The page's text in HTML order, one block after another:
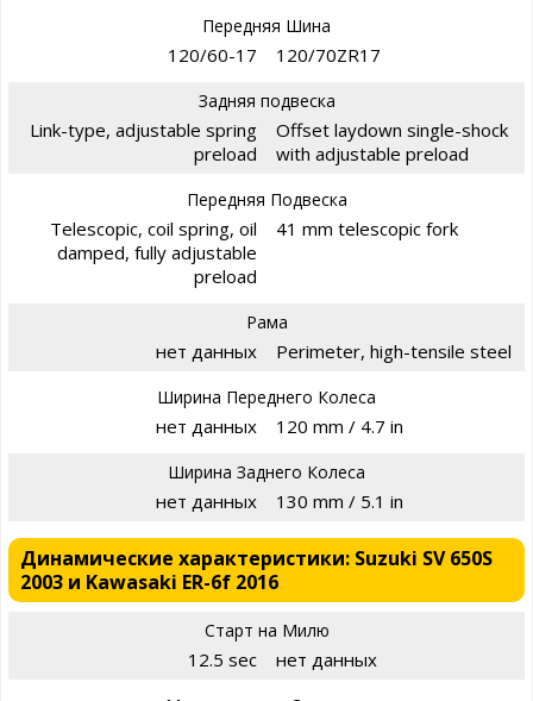
Передняя Шина
120/60-17 120/70ZR17
Задняя подвеска
Link-type, adjustable spring
preload
Offset laydown single-shock
with adjustable preload
Передняя Подвеска
Telescopic, coil spring, oil
damped, fully adjustable
preload
41 mm telescopic fork
Рама
нет данных Perimeter, high-tensile steel
Ширина Переднего Колеса
нет данных 120 mm / 4.7 in
Ширина Заднего Колеса
нет данных 130 mm / 5.1 in
Динамические характеристики: Suzuki SV 650S
2003 и Kawasaki ER-6f 2016
Старт на Милю
12.5 sec нет данных